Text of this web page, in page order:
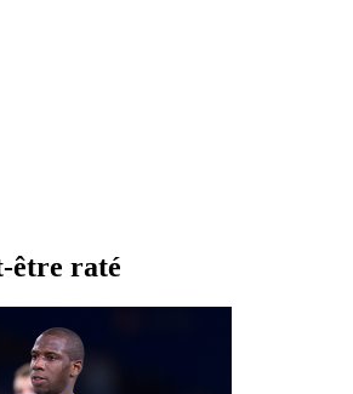
être raté